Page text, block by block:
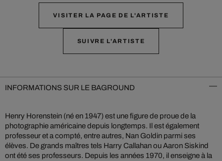
VISITER LA PAGE DE L'ARTISTE
SUIVRE L'ARTISTE
INFORMATIONS SUR LE BAGROUND
Henry Horenstein (né en 1947) est une figure de proue de la
photographie américaine depuis longtemps. Il est également
professeur et a compté, entre autres, Nan Goldin parmi ses
élèves. De grands maîtres tels Harry Callahan ou Aaron Siskind
ont été ses professeurs. Depuis les années 1970, il enseigne à la